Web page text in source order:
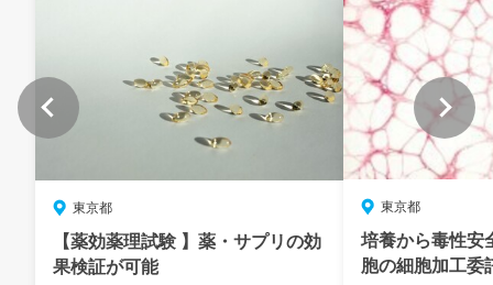
東京都
【薬効薬理試験 】薬・サプリの効
果検証が可能
東京都
培養から毒性安
胞の細胞加工委